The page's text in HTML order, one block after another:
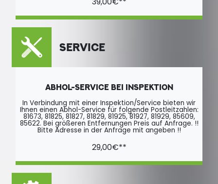
SERVICE
ABHOL-SERVICE BEI INSPEKTION
In Verbindung mit einer Inspektion/Service bieten wir
Ihnen einen Abhol-Service für folgende Postleitzahlen:
81673, 81825, 81827, 81829, 81925, 81927, 81929, 85609,
85622. Bei größeren Entfernungen Preis auf Anfrage. !!
Bitte Adresse in der Anfrage mit angeben !!
29,00€**